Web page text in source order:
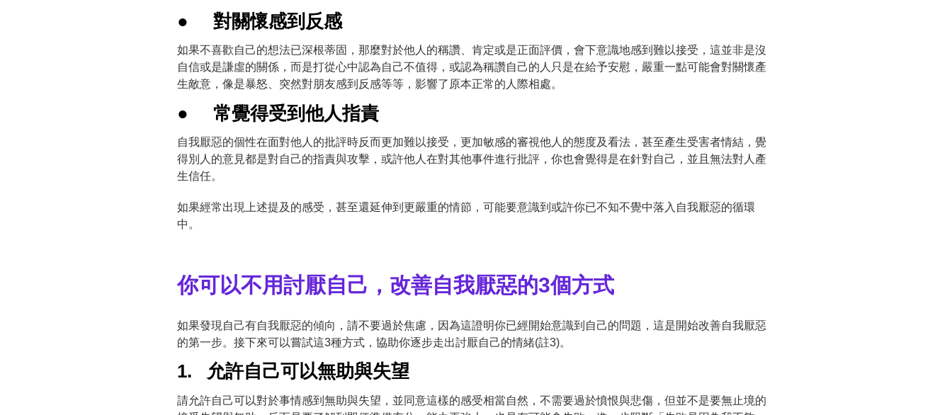
● 對關懷感到反感
如果不喜歡自己的想法已深根蒂固，那麼對於他人的稱讚、肯定或是正面評價，會下意識地感到難以接受，這並非是沒
自信或是謙虛的關係，而是打從心中認為自己不值得，或認為稱讚自己的人只是在給予安慰，嚴重一點可能會對關懷產
生敵意，像是暴怒、突然對朋友感到反感等等，影響了原本正常的人際相處。
● 常覺得受到他人指責
自我厭惡的個性在面對他人的批評時反而更加難以接受，更加敏感的審視他人的態度及看法，甚至產生受害者情結，覺
得別人的意見都是對自己的指責與攻擊，或許他人在對其他事件進行批評，你也會覺得是在針對自己，並且無法對人產
生信任。
如果經常出現上述提及的感受，甚至還延伸到更嚴重的情節，可能要意識到或許你已不知不覺中落入自我厭惡的循環
中。
你可以不用討厭自己，改善自我厭惡的3個方式
如果發現自己有自我厭惡的傾向，請不要過於焦慮，因為這證明你已經開始意識到自己的問題，這是開始改善自我厭惡
的第一步。接下來可以嘗試這3種方式，協助你逐步走出討厭自己的情緒(註3)。
1. 允許自己可以無助與失望
請允許自己可以對於事情感到無助與失望，並同意這樣的感受相當自然，不需要過於憤恨與悲傷，但並不是要無止境的